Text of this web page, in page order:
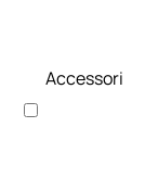
Accessori